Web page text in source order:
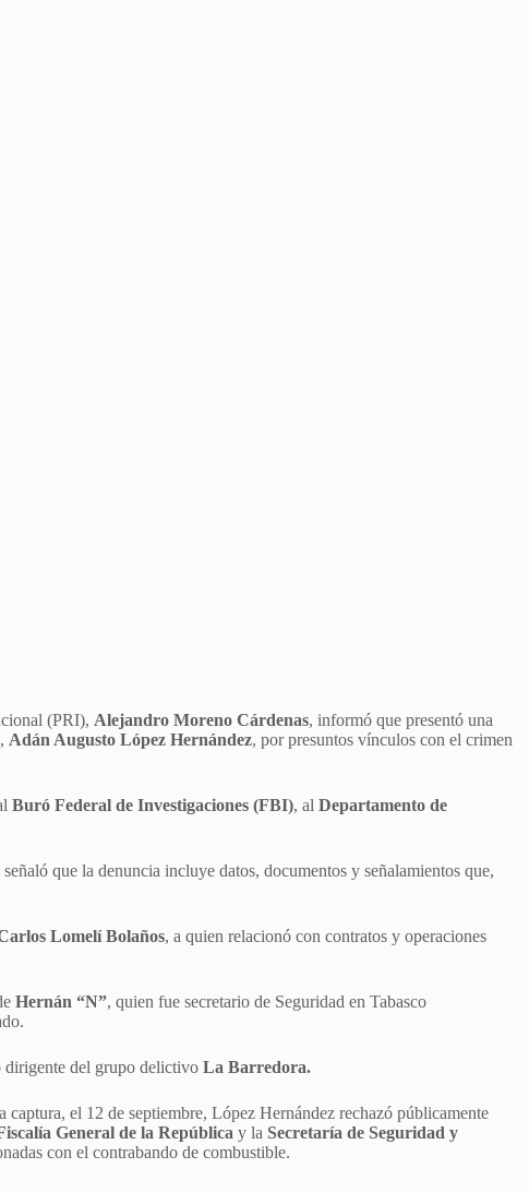
(PRI), Alejandro Moreno Cárdenas, informó que presentó una
Adán Augusto López Hernández, por presuntos vínculos con el crimen
Buró Federal de Investigaciones (FBI), al Departamento de
que la denuncia incluye datos, documentos y señalamientos que,
Lomelí Bolaños, a quien relacionó con contratos y operaciones
Hernán “N”, quien fue secretario de Seguridad en Tabasco
dirigente del grupo delictivo La Barredora.
el 12 de septiembre, López Hernández rechazó públicamente
General de la República y la Secretaría de Seguridad y
con el contrabando de combustible.